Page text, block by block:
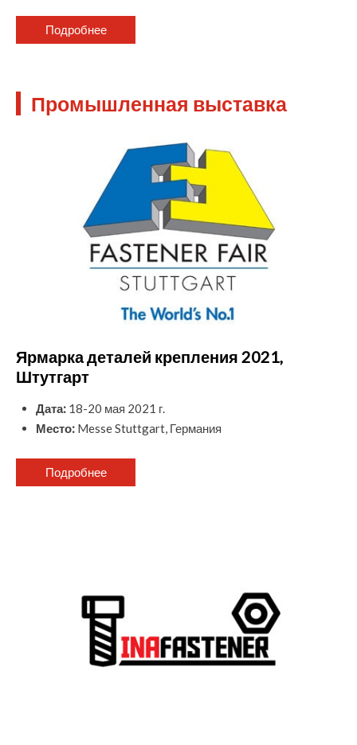
Подробнее
Промышленная выставка
Ярмарка деталей крепления 2021,
Штутгарт
Дата: 18-20 мая 2021 г.
Место: Messe Stuttgart, Германия
Подробнее